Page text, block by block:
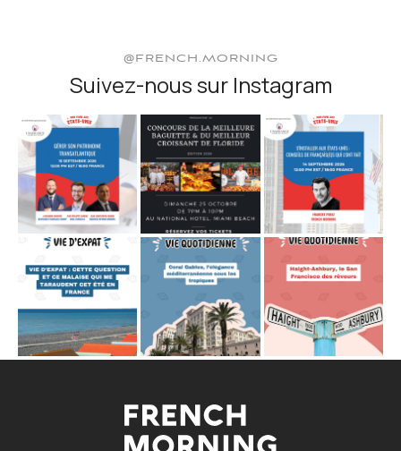
@FRENCH.MORNING
Suivez-nous sur Instagram